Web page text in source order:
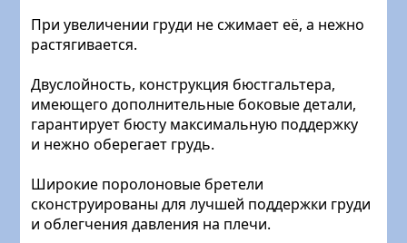
При увеличении груди не сжимает её, а нежно
растягивается.
Двуслойность, конструкция бюстгальтера,
имеющего дополнительные боковые детали,
гарантирует бюсту максимальную поддержку
и нежно оберегает грудь.
Широкие поролоновые бретели
сконструированы для лучшей поддержки груди
и облегчения давления на плечи.